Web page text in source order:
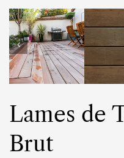
Lames de
Brut